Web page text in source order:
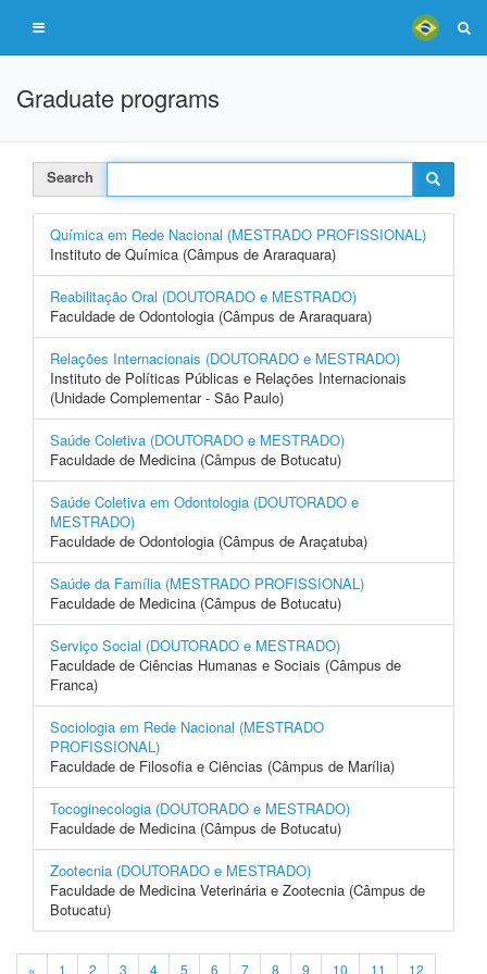
Graduate programs
Search
Química em Rede Nacional (MESTRADO PROFISSIONAL)
Instituto de Química (Câmpus de Araraquara)
Reabilitação Oral (DOUTORADO e MESTRADO)
Faculdade de Odontologia (Câmpus de Araraquara)
Relações Internacionais (DOUTORADO e MESTRADO)
Instituto de Políticas Públicas e Relações Internacionais
(Unidade Complementar - São Paulo)
Saúde Coletiva (DOUTORADO e MESTRADO)
Faculdade de Medicina (Câmpus de Botucatu)
Saúde Coletiva em Odontologia (DOUTORADO e
MESTRADO)
Faculdade de Odontologia (Câmpus de Araçatuba)
Saúde da Família (MESTRADO PROFISSIONAL)
Faculdade de Medicina (Câmpus de Botucatu)
Serviço Social (DOUTORADO e MESTRADO)
Faculdade de Ciências Humanas e Sociais (Câmpus de
Franca)
Sociologia em Rede Nacional (MESTRADO
PROFISSIONAL)
Faculdade de Filosofia e Ciências (Câmpus de Marília)
Tocoginecologia (DOUTORADO e MESTRADO)
Faculdade de Medicina (Câmpus de Botucatu)
Zootecnia (DOUTORADO e MESTRADO)
Faculdade de Medicina Veterinária e Zootecnia (Câmpus de
Botucatu)
« 1 2 3 4 5 6 7 8 9 10 11 12